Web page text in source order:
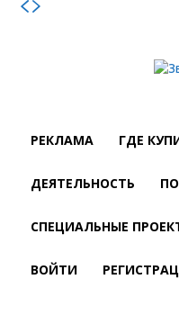
РЕКЛАМА ГДЕ
ДЕЯТЕЛЬНОСТЬ
СПЕЦИАЛЬНЫЕ
ВОЙТИ